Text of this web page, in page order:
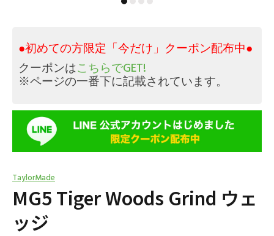
●初めての方限定「今だけ」クーポン配布中●
クーポンはこちらでGET!
※ページの一番下に記載されています。
TaylorMade
MG5 Tiger Woods Grind ウェ
ッジ